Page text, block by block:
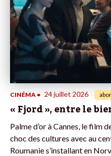
CINÉMA • 24 juillet 2026
« Fjord », entre le
Palme d’or à Cannes, le film
choc des cultures avec au
Roumanie s’installant en